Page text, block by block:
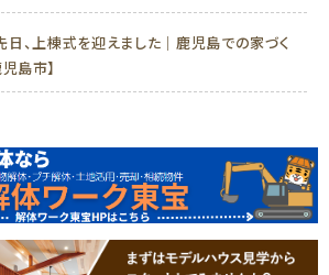
日、上棟式を迎えました｜鹿児島での家づく
島市】